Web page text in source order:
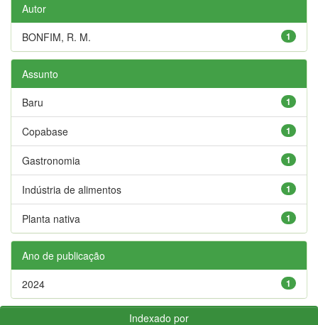
Autor
1
BONFIM, R. M.
Assunto
1
Baru
1
Copabase
1
Gastronomia
1
Indústria de alimentos
1
Planta nativa
Ano de publicação
1
2024
Indexado por